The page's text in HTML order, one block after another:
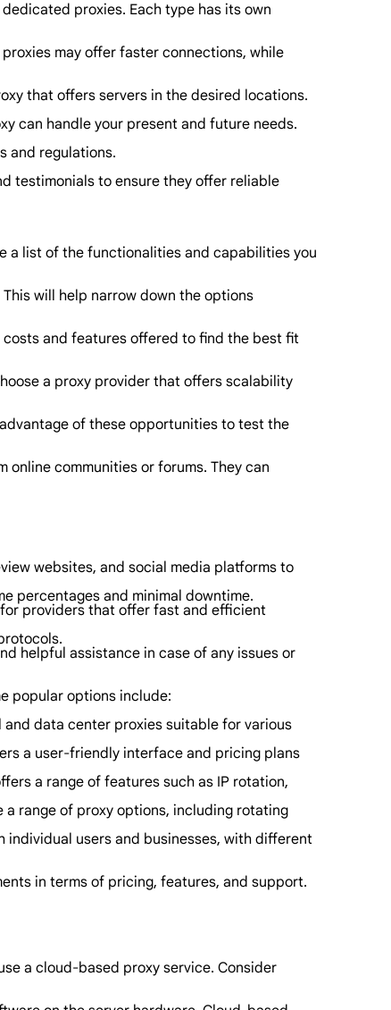
proxies. Each type has its own
may offer faster connections, while
that offers servers in the desired locations.
can handle your present and future needs.
and regulations.
testimonials to ensure they offer reliable
a list of the functionalities and capabilities you
will help narrow down the options
and features offered to find the best fit
a proxy provider that offers scalability
of these opportunities to test the
communities or forums. They can
websites, and social media platforms to
percentages and minimal downtime.
providers that offer fast and efficient
helpful assistance in case of any issues or
popular options include:
data center proxies suitable for various
a user-friendly interface and pricing plans
a range of features such as IP rotation,
range of proxy options, including rotating
individual users and businesses, with different
in terms of pricing, features, and support.
a cloud-based proxy service. Consider